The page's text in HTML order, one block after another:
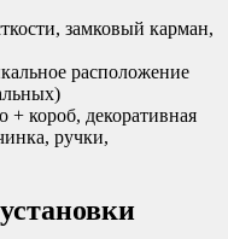
замковый карман,
расположение
короб, декоративная
ручки,